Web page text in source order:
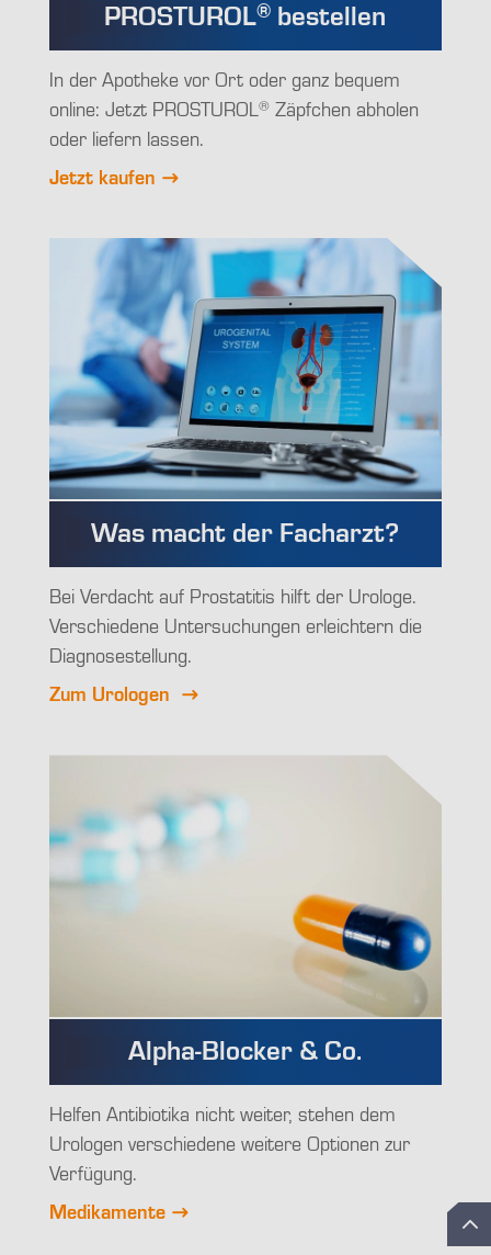
PROSTUROL® bestellen
In der Apotheke vor Ort oder ganz bequem
online: Jetzt PROSTUROL®Zäpfchen abholen
oder liefern lassen.
Jetzt kaufen
Was macht der Facharzt?
Bei Verdacht auf Prostatitis hilft der Urologe.
Verschiedene Untersuchungen erleichtern die
Diagnosestellung.
Zum Urologen
Alpha-Blocker & Co.
Helfen Antibiotika nicht weiter, stehen dem
Urologen verschiedene weitere Optionen zur
Verfügung.
Medikamente